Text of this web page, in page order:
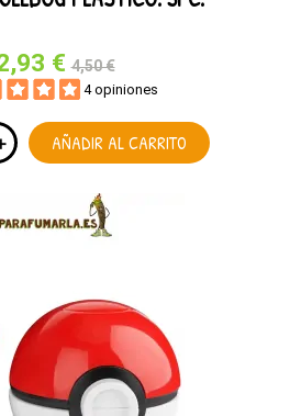
€ 4,50 €
4 opiniones
AÑADIR AL CARRITO